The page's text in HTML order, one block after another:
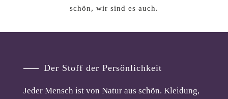
schön, wir sind es auch.
Der Stoff der Persönlichkeit
Jeder Mensch ist von Natur aus schön. Kleidung,